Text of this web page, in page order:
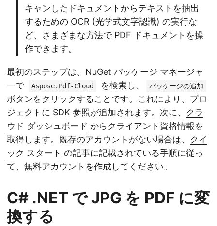
キャンしたドキュメントからテキストを抽出
するための OCR (光学式文字認識) の実行な
ど、さまざまな方法で PDF ドキュメントを操
作できます。
最初のステップは、NuGet パッケージ マネージャ
ーで
Aspose.Pdf-Cloud を検索し、 パッケージの追加
ボタンをクリックすることです。これにより、プロ
ジェクトに SDK 参照が追加されます。次に、 クラ
ウド ダッシュボード からクライアント資格情報を
取得します。既存のアカウントがない場合は、 クイ
ック スタート の記事に記載されている手順に従っ
て、無料アカウントを作成してください。
C# .NET で JPG を PDF に変
換する